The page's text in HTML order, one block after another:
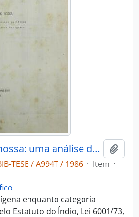
A Terra somo nossa: uma análise de processos políticos na construção da terra Potiguara
TESE / A994T / 1986 · Item ·
enquanto categoria
Estatuto do Índio, Lei 6001/73,